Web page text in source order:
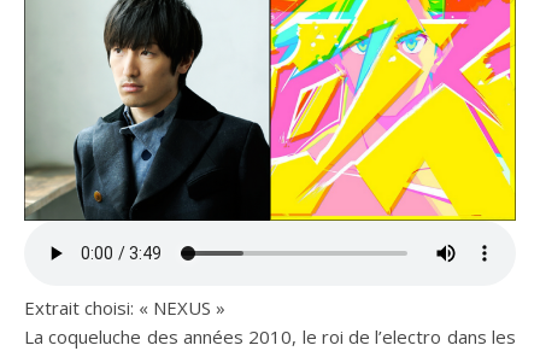
Extrait choisi: « NEXUS »
La coqueluche des années 2010, le roi de l’electro dans les